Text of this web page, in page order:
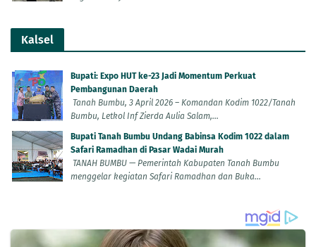
Kalsel
Bupati: Expo HUT ke-23 Jadi Momentum Perkuat
Pembangunan Daerah
Tanah Bumbu, 3 April 2026 – Komandan Kodim 1022/Tanah
Bumbu, Letkol Inf Zierda Aulia Salam,...
Bupati Tanah Bumbu Undang Babinsa Kodim 1022 dalam
Safari Ramadhan di Pasar Wadai Murah
TANAH BUMBU — Pemerintah Kabupaten Tanah Bumbu
menggelar kegiatan Safari Ramadhan dan Buka...